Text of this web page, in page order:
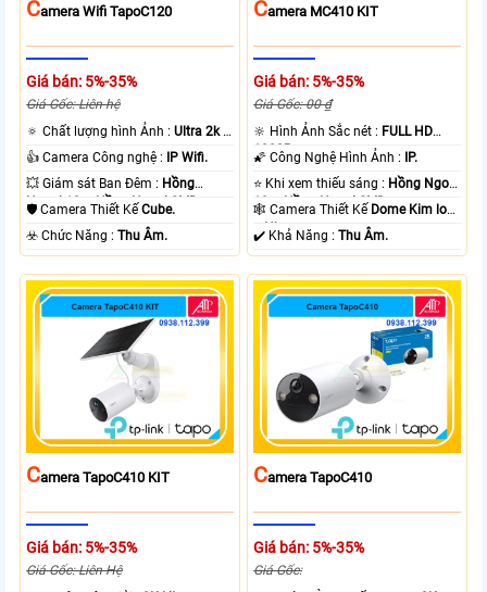
CAmera Wifi TapoC120
Giá bán: 5%-35%
Giá Gốc: Liên hệ
🔅 Chất lượng hình Ảnh :Ultra 2k +
.
👍 Camera Công nghệ : IP Wifi.
💥 Giám sát Ban Đêm : Hồng
Ngoại 10m Hồng Ngoại SMD.
🛡 Camera Thiết KếCube.
️☣️ Chức Năng :Thu Âm.
CAmera MC410 KIT
Giá bán: 5%-35%
Giá Gốc: 00 ₫
🔆 Hình Ảnh Sắc nét : FULL HD
1080P .
🌠 Công Nghệ Hình Ảnh : IP.
⭐ Khi xem thiếu sáng : Hồng Ngoại
10m Hồng Ngoại SMD.
🕸️ Camera Thiết Kế Dome Kim loại
+ Nhựa.
️✔️ Khả Năng :Thu Âm.
CAmera TapoC410 KIT
Giá bán: 5%-35%
Giá Gốc: Liên Hệ
CAmera TapoC410
Giá bán: 5%-35%
Giá Gốc: